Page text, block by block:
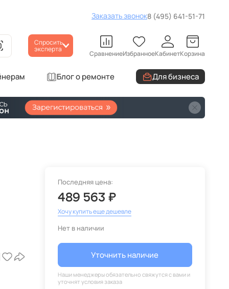
Заказать звонок8 (495) 641-51-71
Спросить
эксперта СравнениеИзбранноеКабинетКорзина
Блог о ремонте Для бизнеса
Последняя цена:
489 563 ₽
Хочу купить еще дешевле
Нет в наличии
Уточнить наличие